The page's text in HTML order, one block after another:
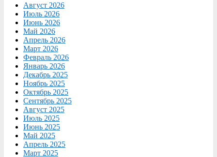
Август 2026
Июль 2026
Июнь 2026
Май 2026
Апрель 2026
Март 2026
Февраль 2026
Январь 2026
Декабрь 2025
Ноябрь 2025
Октябрь 2025
Сентябрь 2025
Август 2025
Июль 2025
Июнь 2025
Май 2025
Апрель 2025
Март 2025